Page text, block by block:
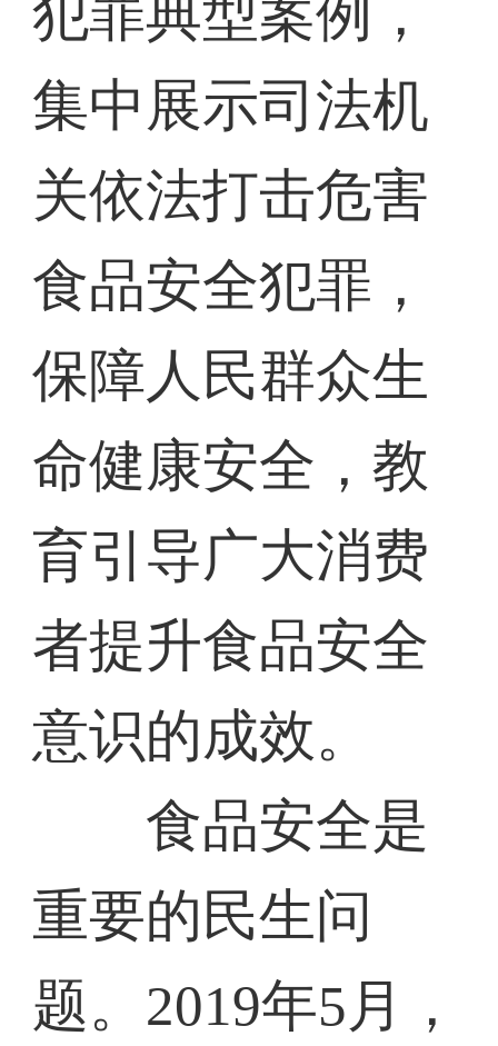
犯罪典型案例，
集中展示司法机
关依法打击危害
食品安全犯罪，
保障人民群众生
命健康安全，教
育引导广大消费
者提升食品安全
意识的成效。
食品安全是
重要的民生问
题。2019年5月，